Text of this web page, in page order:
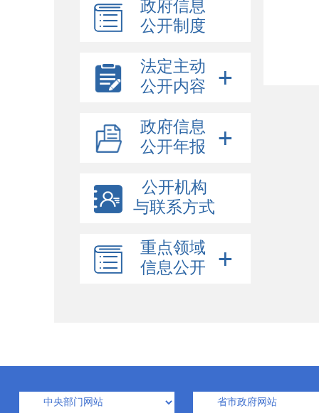
政府信息
公开制度
法定主动
公开内容
政府信息
公开年报
公开机构
与联系方式
重点领域
信息公开